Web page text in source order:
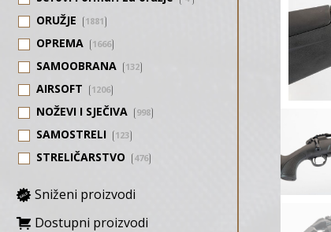
ORUŽJE 1881
OPREMA 1666
SAMOOBRANA 132
AIRSOFT 1206
NOŽEVI I SJEČIVA 998
SAMOSTRELI 123
STRELIČARSTVO 476
Sniženi proizvodi
Dostupni proizvodi